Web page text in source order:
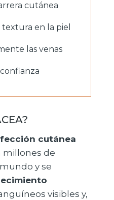
cutánea
textura en la piel
las venas
cutánea
millones de
y se
visibles y,